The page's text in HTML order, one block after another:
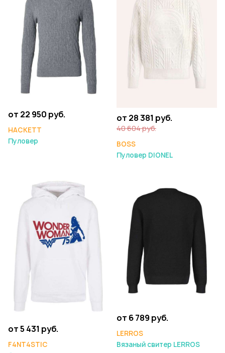
от 22 950 руб.
HACKETT
Пуловер
от 28 381 руб.
40 604 руб.
BOSS
Пуловер DIONEL
от 5 431 руб.
F4NT4STIC
от 6 789 руб.
LERROS
Вязаный свитер LERROS